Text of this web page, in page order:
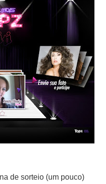
de sorteio (um pouco)